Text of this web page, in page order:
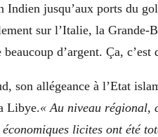
Indien jusqu’aux ports du
sur l’Italie, la Grande-
d’argent. Ça, c’est
son allégeance à l’Etat
Libye.« Au niveau régional,
économiques licites ont été